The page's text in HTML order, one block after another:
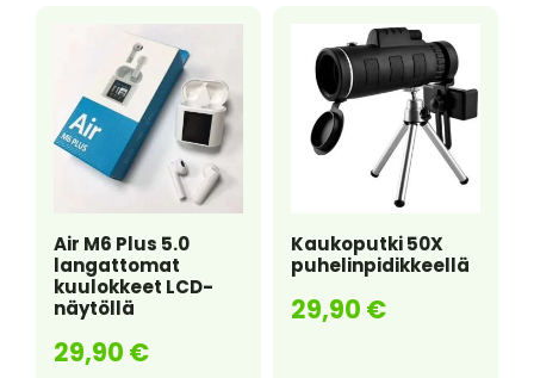
o
k
st A
p
Air M6 Plus 5.0
langattomat
kuulokkeet LCD-
näytöllä
29,90 €
Kaukoputki 50X
puhelinpidikkeellä
29,90 €